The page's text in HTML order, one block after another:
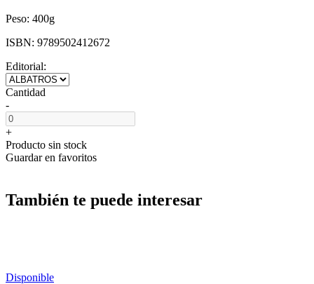
Peso: 400g
ISBN: 9789502412672
Editorial:
Cantidad
-
+
Producto sin stock
Guardar en favoritos
También te puede interesar
Disponible